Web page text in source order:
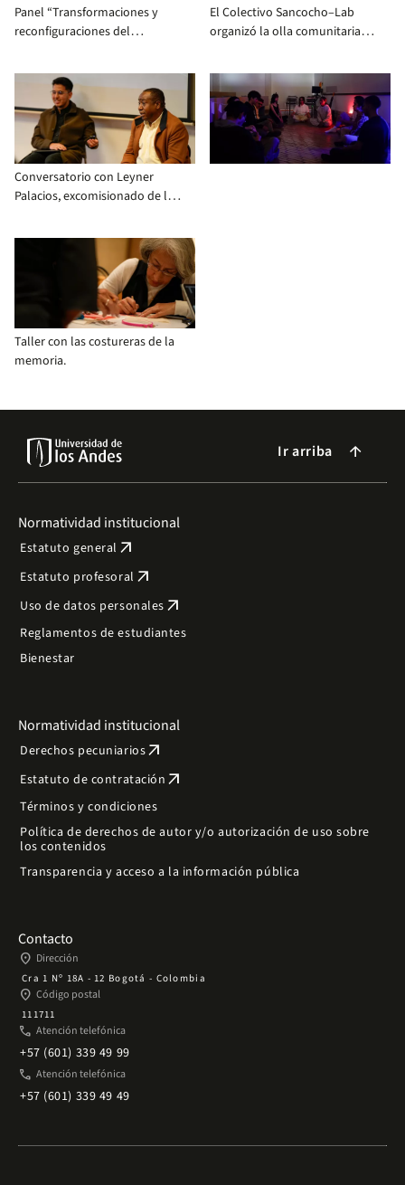
Panel “Transformaciones y
reconfiguraciones del
con la participación del
Senador Iván Cepeda, Olimpo
Cárdenas, Érika Prieto y
Leonardo Luna.
El Colectivo Sancocho–Lab
organizó la olla comunitaria
alimentos con la comunidad
extendida de la Universidad.
Conversatorio con Leyner
Palacios, excomisionado de la
Taller con las costureras de la
memoria.
Ir arriba arrow_forward
Normatividad institucional
Estatuto general arrow_outward
Estatuto profesoral arrow_outward
Uso de datos personales arrow_outward
Reglamentos de estudiantes
Bienestar
Normatividad institucional
Derechos pecuniariosarrow_outward
Estatuto de contratación arrow_outward
Términos y condiciones
Política de derechos de autor y/o autorización de uso sobre
los contenidos
Transparencia y acceso a la información pública
Contacto
place Dirección
Cra 1 Nº 18A - 12 Bogotá - Colombia
place Código postal
111711
phone Atención telefónica
+57 (601) 339 49 99
phone Atención telefónica
+57 (601) 339 49 49